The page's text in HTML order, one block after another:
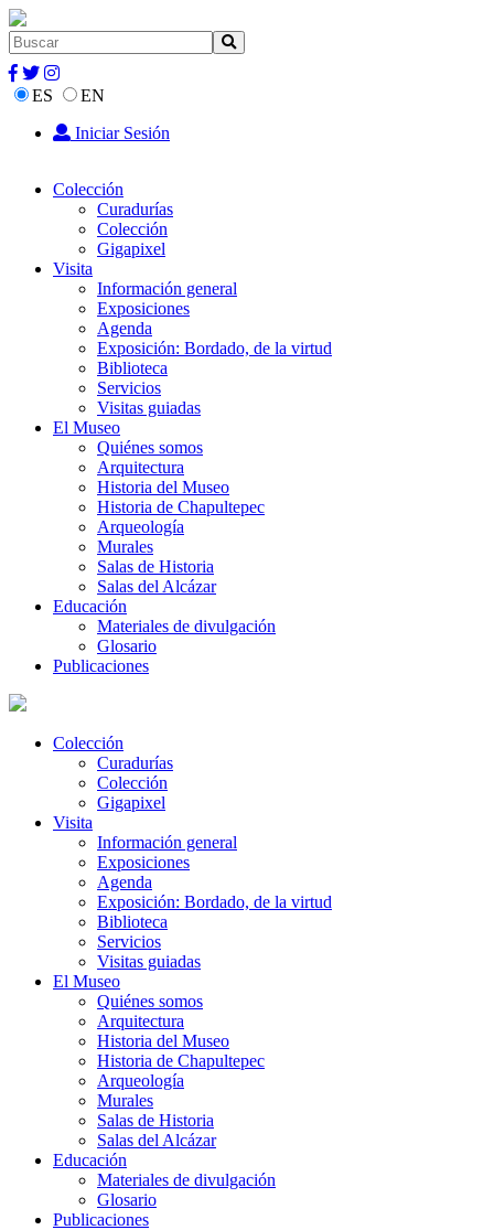
ES
EN
Iniciar Sesión
Colección
Curadurías
Colección
Gigapixel
Visita
Información general
Exposiciones
Agenda
Exposición: Bordado, de la virtud
Biblioteca
Servicios
Visitas guiadas
El Museo
Quiénes somos
Arquitectura
Historia del Museo
Historia de Chapultepec
Arqueología
Murales
Salas de Historia
Salas del Alcázar
Educación
Materiales de divulgación
Glosario
Publicaciones
Colección
Curadurías
Colección
Gigapixel
Visita
Información general
Exposiciones
Agenda
Exposición: Bordado, de la virtud
Biblioteca
Servicios
Visitas guiadas
El Museo
Quiénes somos
Arquitectura
Historia del Museo
Historia de Chapultepec
Arqueología
Murales
Salas de Historia
Salas del Alcázar
Educación
Materiales de divulgación
Glosario
Publicaciones